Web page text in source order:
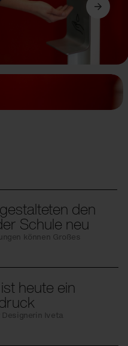
Weiter
den
Schule neu
können Großes
heute ein
Iveta